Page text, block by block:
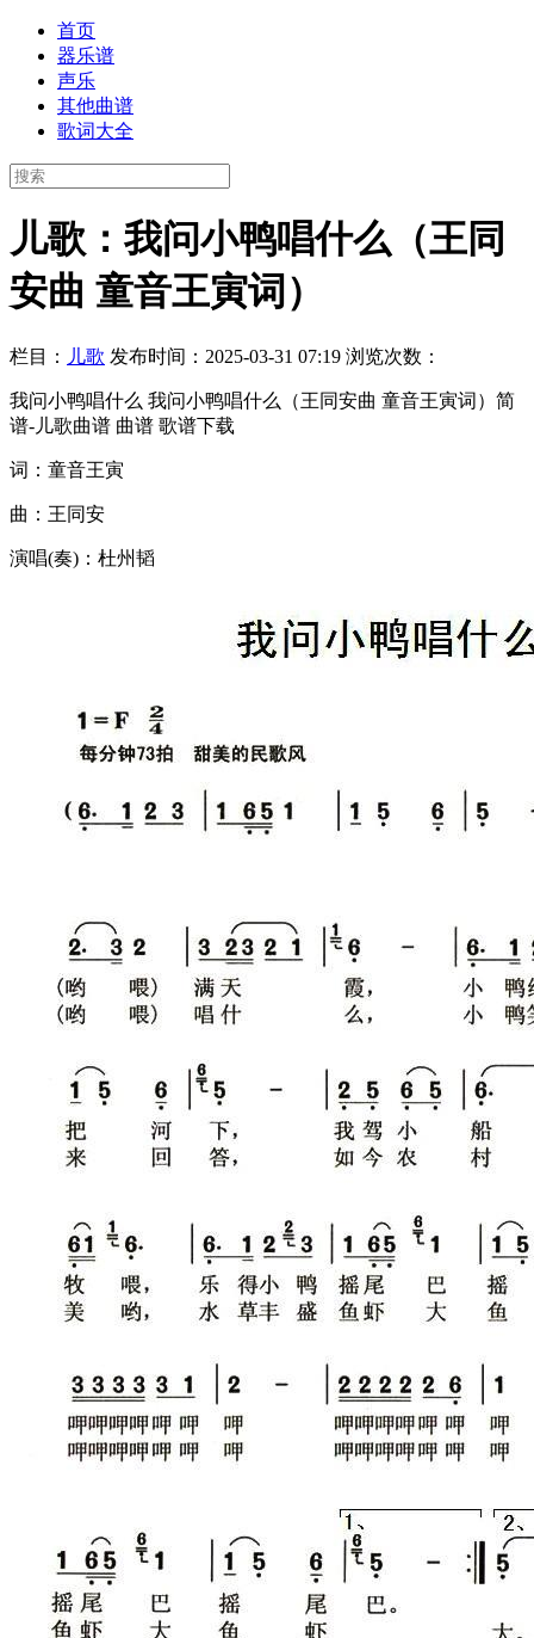
首页
器乐谱
声乐
其他曲谱
歌词大全
儿歌：我问小鸭唱什么（王同
安曲 童音王寅词）
栏目： 儿歌 发布时间：2025-03-31 07:19 浏览次数：
我问小鸭唱什么 我问小鸭唱什么（王同安曲 童音王寅词）简
谱-儿歌曲谱 曲谱 歌谱下载
词：童音王寅
曲：王同安
演唱(奏)：杜州韬